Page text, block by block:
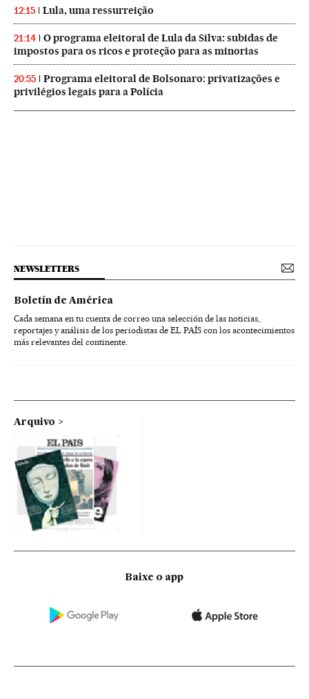
12:15 Lula, uma ressurreição
21:14
O programa eleitoral de Lula da Silva: subidas de
impostos para os ricos e proteção para as minorias
20:55
Programa eleitoral de Bolsonaro: privatizações e
privilégios legais para a Polícia
NEWSLETTERS
Boletín de América
Cada semana en tu cuenta de correo una selección de las noticias,
reportajes y análisis de los periodistas de EL PAÍS con los acontecimientos
más relevantes del continente.
Arquivo
Baixe o app